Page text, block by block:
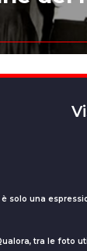
solo una
tra le foto